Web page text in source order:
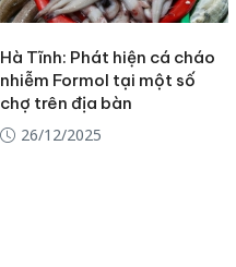
Hà Tĩnh: Phát hiện cá cháo
nhiễm Formol tại một số
chợ trên địa bàn
26/12/2025